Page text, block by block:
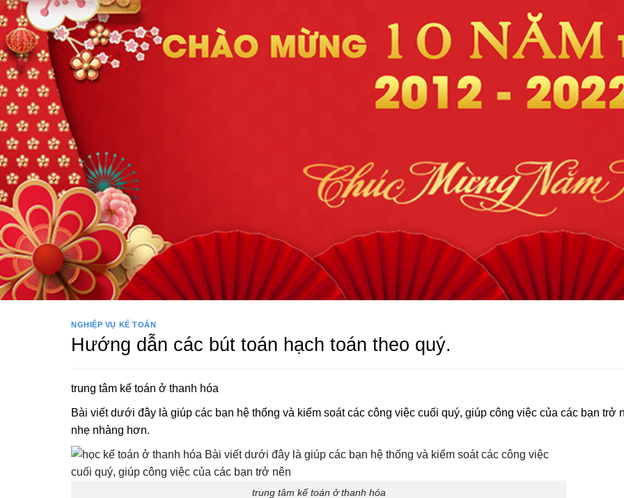
NGHIỆP VỤ KẾ TOÁN
Hướng dẫn các bút toán hạch toán theo quý.
trung tâm kế toán ở thanh hóa
Bài viết dưới đây là giúp các bạn hệ thống và kiểm soát các công việc cuối quý, giúp công việc của các bạn trở
nhẹ nhàng hơn.
trung tâm kế toán ở thanh hóa